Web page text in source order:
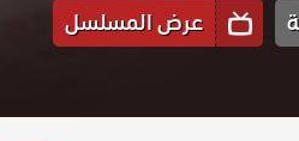
عرض المسلسل